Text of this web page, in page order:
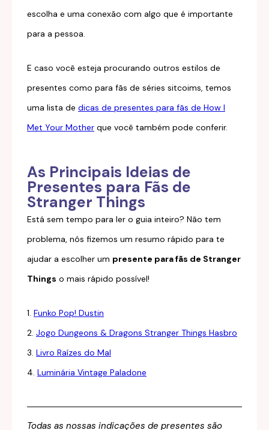
escolha e uma conexão com algo que é importante
para a pessoa.
E caso você esteja procurando outros estilos de
presentes como para fãs de séries sitcoims, temos
uma lista de dicas de presentes para fãs de How I
Met Your Mother que você também pode conferir.
As Principais Ideias de
Presentes para Fãs de
Stranger Things
Está sem tempo para ler o guia inteiro? Não tem
problema, nós fizemos um resumo rápido para te
ajudar a escolher um presente para fãs de Stranger
Things o mais rápido possível!
1. Funko Pop! Dustin
2. Jogo Dungeons & Dragons Stranger Things Hasbro
3. Livro Raízes do Mal
4. Luminária Vintage Paladone
Todas as nossas indicações de presentes são